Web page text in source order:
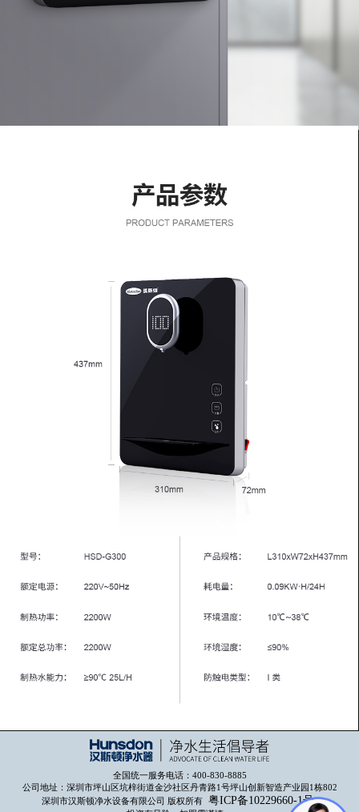
全国统一服务电话：400-830-8885
公司地址：深圳市坪山区坑梓街道金沙社区丹青路1号坪山创新智造产业园1栋802
深圳市汉斯顿净水设备有限公司 版权所有 粤ICP备10229660-1号